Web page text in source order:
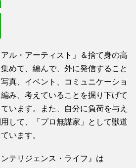
ル・アーティスト」＆捨て身の高
めて、編んで、外に発信すること
真、イベント、コミュニケーショ
み、考えていることを掘り下げて
います。また、自分に負荷を与え
して、「プロ無謀家」として獣道
います。
テリジェンス・ライフ』は